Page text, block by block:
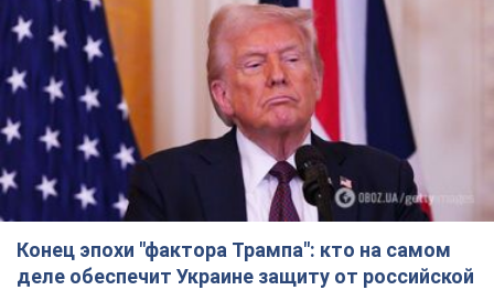
Конец эпохи "фактора Трампа": кто на самом
деле обеспечит Украине защиту от российской